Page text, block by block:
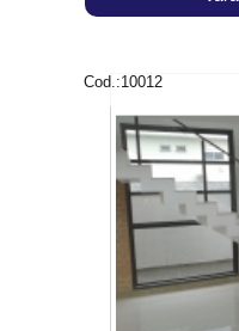
Cod.:10012